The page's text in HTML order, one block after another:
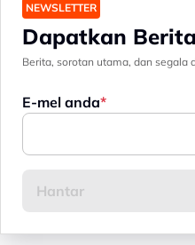
NEWSLETTER
Dapatkan
Berita, sorotan utama, dan segala
E-mel anda